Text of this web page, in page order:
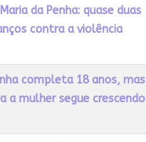
da Penha: quase duas
contra a violência
completa 18 anos, mas
a mulher segue crescendo